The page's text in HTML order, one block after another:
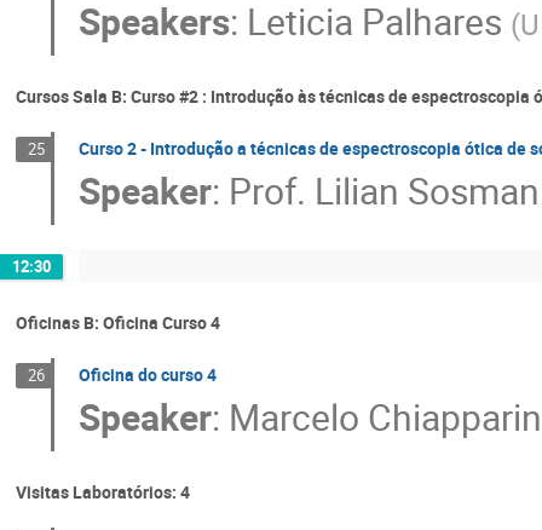
Speakers: Leticia Palhares (
Cursos Sala B: Curso #2 : Introdução às técnicas de
25 Curso 2 - Introdução a técnicas de espectroscopia ótica de
Speaker: Prof. Lilian Sosman
12:30
Oficinas B: Oficina Curso 4
26 Oficina do curso 4
Speaker: Marcelo
Visitas Laboratórios: 4